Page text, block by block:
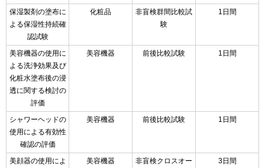
保湿製剤の塗布に
よる保湿性持続確
認試験
化粧品
非盲検群間比較試
験
1日間
美容機器の使用に
よる洗浄効果及び
化粧水塗布後の浸
透に関する検討の
評価
美容機器 前後比較試験 1日間
シャワーヘッドの
使用による有効性
確認の評価
美容機器 前後比較試験 1日間
美顔器の使用によ
美容機器
非盲検クロスオー
3日間